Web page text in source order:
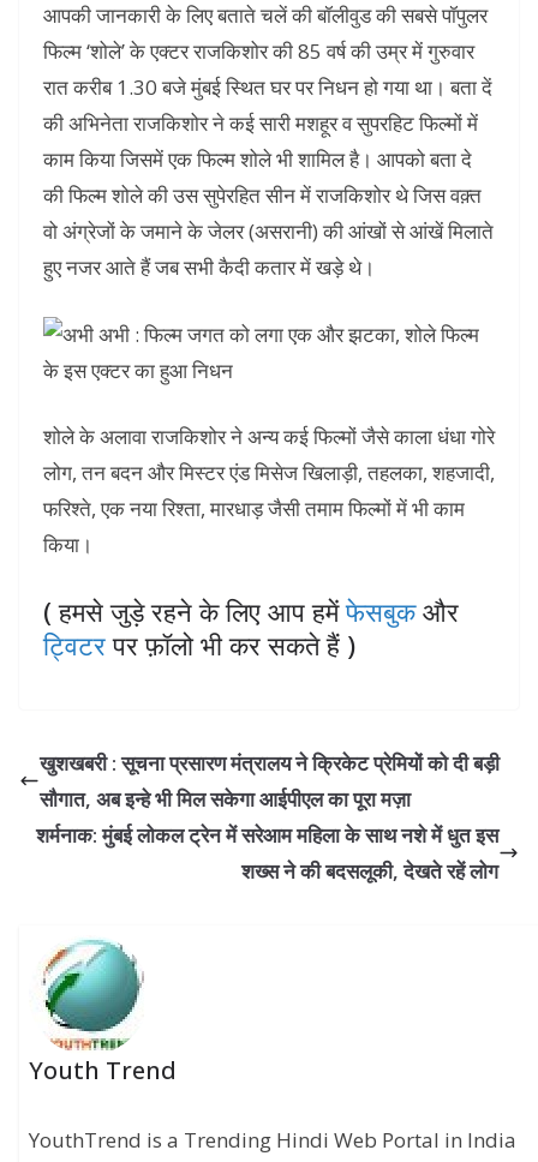
आपकी जानकारी के लिए बताते चलें की बॉलीवुड की सबसे पॉपुलर
फिल्म ‘शोले’ के एक्टर राजकिशोर की 85 वर्ष की उम्र में गुरुवार
रात करीब 1.30 बजे मुंबई स्थित घर पर निधन हो गया था। बता दें
की अभिनेता राजकिशोर ने कई सारी मशहूर व सुपरहिट फिल्मों में
काम किया जिसमें एक फिल्म शोले भी शामिल है। आपको बता दे
की फिल्म शोले की उस सुपेरहित सीन में राजकिशोर थे जिस वक़्त
वो अंग्रेजों के जमाने के जेलर (असरानी) की आंखों से आंखें मिलाते
हुए नजर आते हैं जब सभी कैदी कतार में खड़े थे।
शोले के अलावा राजकिशोर ने अन्य कई फिल्मों जैसे काला धंधा गोरे
लोग, तन बदन और मिस्टर एंड मिसेज खिलाड़ी, तहलका, शहजादी,
फरिश्ते, एक नया रिश्ता, मारधाड़ जैसी तमाम फिल्मों में भी काम
किया।
( हमसे जुड़े रहने के लिए आप हमेंफेसबुकऔर
ट्विटरपर फ़ॉलो भी कर सकते हैं )
खुशखबरी : सूचना प्रसारण मंत्रालय ने क्रिकेट प्रेमियों को दी बड़ी
सौगात, अब इन्हे भी मिल सकेगा आईपीएल का पूरा मज़ा
शर्मनाक: मुंबई लोकल ट्रेन में सरेआम महिला के साथ नशे में धुत इस
शख्स ने की बदसलूकी, देखते रहें लोग
Youth Trend
YouthTrend is a Trending Hindi Web Portal in India